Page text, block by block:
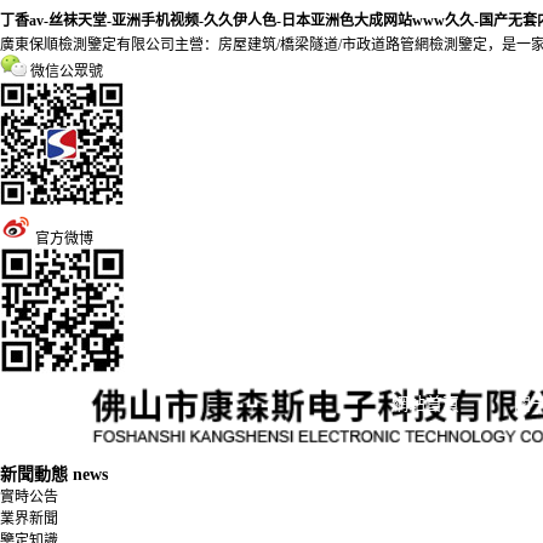
丁香av-丝袜天堂-亚洲手机视频-久久伊人色-日本亚洲色大成网站www久久-国产无
廣東保順檢測鑒定有限公司主營：房屋建筑/橋梁隧道/市政道路管網檢測鑒定，是一
微信公眾號
官方微博
網站首頁 關
新聞動態 news
實時公告
業界新聞